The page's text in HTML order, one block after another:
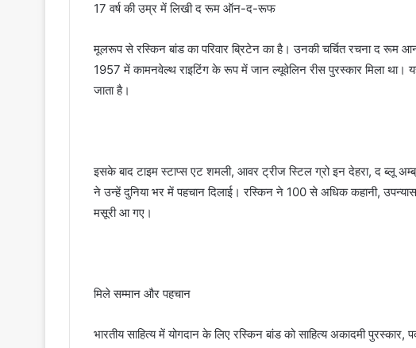
17 वर्ष की उम्र में लिखी द रूम ऑन-द-रूफ
मूलरूप से रस्किन बांड का परिवार ब्रिटेन का है। उनकी चर्चित रचना द रूम
1957 में कामनवेल्थ राइटिंग के रूप में जान ल्यूवेलिन रीस पुरस्कार मिला था।
जाता है।
इसके बाद टाइम स्टाप्स एट शमली, आवर ट्रीज स्टिल ग्रो इन देहरा, द ब्लू
ने उन्हें दुनिया भर में पहचान दिलाई। रस्किन ने 100 से अधिक कहानी, उपन्यास
मसूरी आ गए।
मिले सम्मान और पहचान
भारतीय साहित्य में योगदान के लिए रस्किन बांड को साहित्य अकादमी